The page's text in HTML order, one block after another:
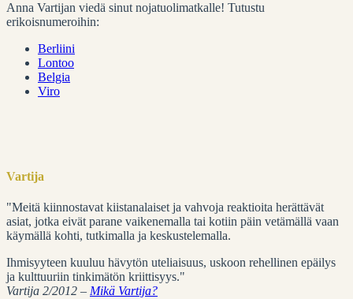
Anna Vartijan viedä sinut nojatuolimatkalle! Tutustu
erikoisnumeroihin:
Berliini
Lontoo
Belgia
Viro
Vartija
"Meitä kiinnostavat kiistanalaiset ja vahvoja reaktioita herättävät
asiat, jotka eivät parane vaikenemalla tai kotiin päin vetämällä vaan
käymällä kohti, tutkimalla ja keskustelemalla.
Ihmisyyteen kuuluu hävytön uteliaisuus, uskoon rehellinen epäilys
ja kulttuuriin tinkimätön kriittisyys."
Vartija 2/2012 – Mikä Vartija?